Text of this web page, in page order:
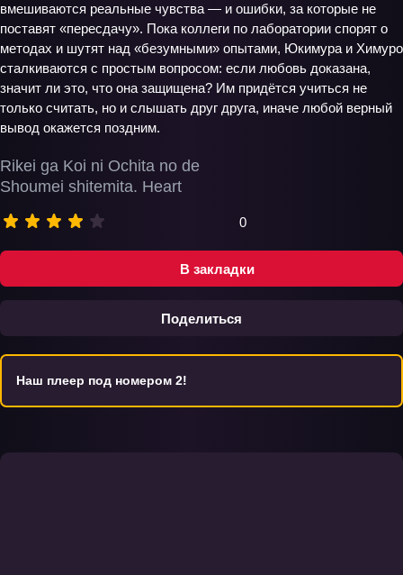
В закладки
Поделиться
Rikei ga Koi ni Ochita no de
Shoumei shitemita. Heart
0
вмешиваются реальные чувства — и ошибки, за которые не
поставят «пересдачу». Пока коллеги по лаборатории спорят о
методах и шутят над «безумными» опытами, Юкимура и Химуро
сталкиваются с простым вопросом: если любовь доказана,
значит ли это, что она защищена? Им придётся учиться не
только считать, но и слышать друг друга, иначе любой верный
вывод окажется поздним.
Наш плеер под номером 2!